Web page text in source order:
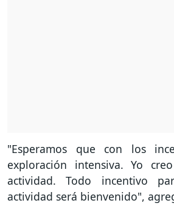
"Esperamos que con los
exploración intensiva. Yo
actividad. Todo incentivo
actividad será bienvenido",